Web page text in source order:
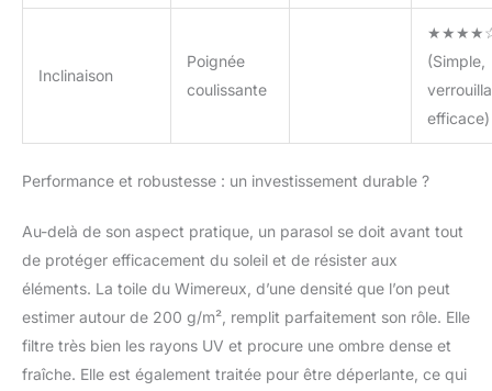
Inclinaison
Poignée
coulissante
(Simple,
efficace)
Performance et robustesse : un investissement durable ?
Au-delà de son aspect pratique, un parasol se doit avant tout
de protéger efficacement du soleil et de résister aux
éléments. La toile du Wimereux, d’une densité que l’on peut
estimer autour de 200 g/m², remplit parfaitement son rôle. Elle
filtre très bien les rayons UV et procure une ombre dense et
fraîche. Elle est également traitée pour être déperlante, ce qui